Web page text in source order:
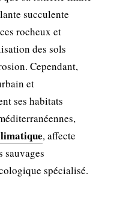
succulente
rocheux et
des sols
Cependant,
et
ses habitats
, affecte
sauvages
spécialisé.